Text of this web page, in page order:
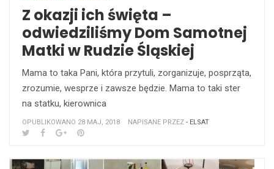
Z okazji ich święta –
odwiedziliśmy Dom Samotnej
Matki w Rudzie Śląskiej
Mama to taka Pani, która przytuli, zorganizuje, posprząta,
zrozumie, wesprze i zawsze będzie. Mama to taki ster
na statku, kierownica
OPUBLIKOWANO 28 MAJ, 2018 NAPISANE PRZEZ - ELSAT